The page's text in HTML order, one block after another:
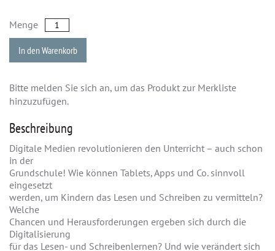
Menge
In den Warenkorb
Bitte melden Sie sich an, um das Produkt zur Merkliste
hinzuzufügen.
Beschreibung
Digitale Medien revolutionieren den Unterricht – auch schon
in der
Grundschule! Wie können Tablets, Apps und Co. sinnvoll
eingesetzt
werden, um Kindern das Lesen und Schreiben zu vermitteln?
Welche
Chancen und Herausforderungen ergeben sich durch die
Digitalisierung
für das Lesen- und Schreibenlernen? Und wie verändert sich